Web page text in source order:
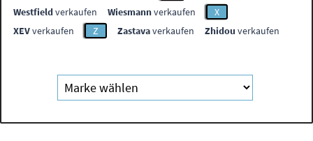
Westfieldverkaufen Wiesmannverkaufen
X
XEVverkaufen Z Zastavaverkaufen Zhidou verkaufen